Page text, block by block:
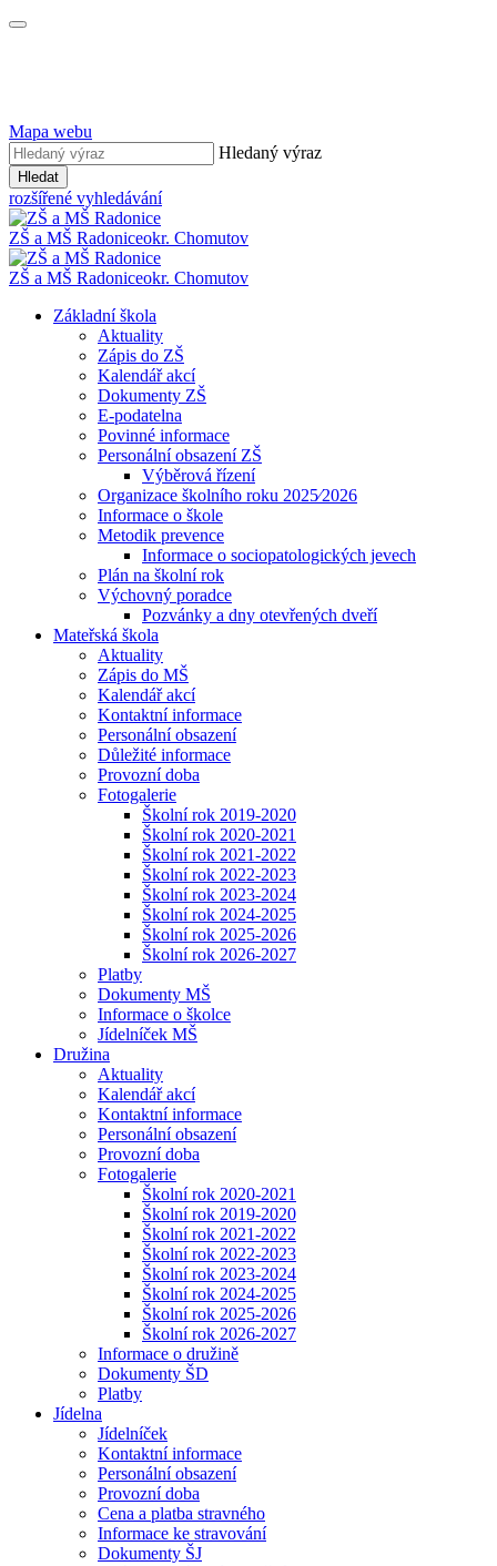
Mapa webu
Hledaný výraz
Hledat
rozšířené vyhledávání
ZŠ a MŠ Radoniceokr. Chomutov
ZŠ a MŠ Radoniceokr. Chomutov
Základní škola
Aktuality
Zápis do ZŠ
Kalendář akcí
Dokumenty ZŠ
E-podatelna
Povinné informace
Personální obsazení ZŠ
Výběrová řízení
Organizace školního roku 2025⁄2026
Informace o škole
Metodik prevence
Informace o sociopatologických jevech
Plán na školní rok
Výchovný poradce
Pozvánky a dny otevřených dveří
Mateřská škola
Aktuality
Zápis do MŠ
Kalendář akcí
Kontaktní informace
Personální obsazení
Důležité informace
Provozní doba
Fotogalerie
Školní rok 2019-2020
Školní rok 2020-2021
Školní rok 2021-2022
Školní rok 2022-2023
Školní rok 2023-2024
Školní rok 2024-2025
Školní rok 2025-2026
Školní rok 2026-2027
Platby
Dokumenty MŠ
Informace o školce
Jídelníček MŠ
Družina
Aktuality
Kalendář akcí
Kontaktní informace
Personální obsazení
Provozní doba
Fotogalerie
Školní rok 2020-2021
Školní rok 2019-2020
Školní rok 2021-2022
Školní rok 2022-2023
Školní rok 2023-2024
Školní rok 2024-2025
Školní rok 2025-2026
Školní rok 2026-2027
Informace o družině
Dokumenty ŠD
Platby
Jídelna
Jídelníček
Kontaktní informace
Personální obsazení
Provozní doba
Cena a platba stravného
Informace ke stravování
Dokumenty ŠJ